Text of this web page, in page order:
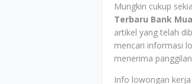
Mungkin cukup
Terbaru Bank
artikel yang telah
mencari informasi
menerima
Info lowongan